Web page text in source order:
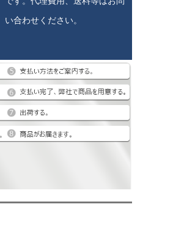
い合わせください。